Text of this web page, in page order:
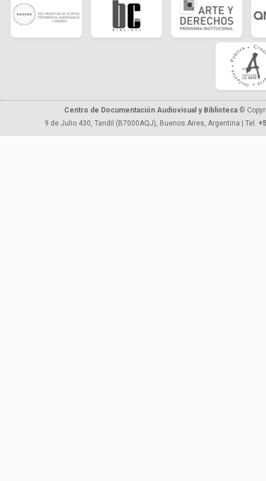
Centro de Documentación Audiovisual y Biblioteca ©
9 de Julio 430, Tandil (B7000AQJ), Buenos Aires, Argentina | Tel.